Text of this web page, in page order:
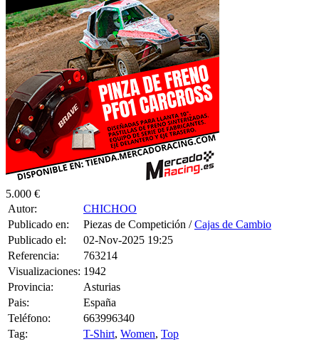
5.000 €
Autor:
CHICHOO
Publicado en:
Piezas de Competición /Cajas de Cambio
Publicado el:
02-Nov-2025 19:25
Referencia:
763214
Visualizaciones: 1942
Provincia:
Asturias
Pais:
España
Teléfono:
663996340
Tag:
T-Shirt, Women, Top